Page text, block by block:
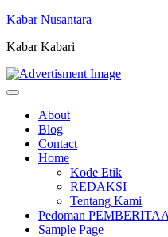
Skip
content
Kabar Nusantara
Kabar Kabari
About
Blog
Contact
Home
Kode Etik
REDAKSI
Tentang Kami
Pedoman
Sample Page